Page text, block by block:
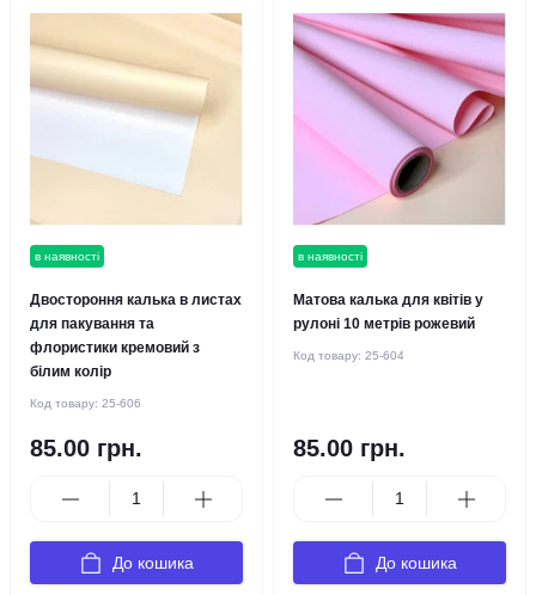
в наявності
Двостороння калька в листах
для пакування та
флористики кремовий з
білим колір
Код товару: 25-606
85.00 грн.
До кошика
в наявності
Матова калька для квітів у
рулоні 10 метрів рожевий
Код товару: 25-604
85.00 грн.
До кошика